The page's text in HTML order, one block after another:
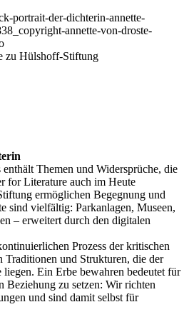
zu Hülshoff-Stiftung
Themen und Widersprüche, die
for Literature auch im Heute
ermöglichen Begegnung und
sind vielfältig: Parkanlagen, Museen,
– erweitert durch den digitalen
Prozess der kritischen
Traditionen und Strukturen, die der
Ein Erbe bewahren bedeutet für
Beziehung zu setzen: Wir richten
und sind damit selbst für